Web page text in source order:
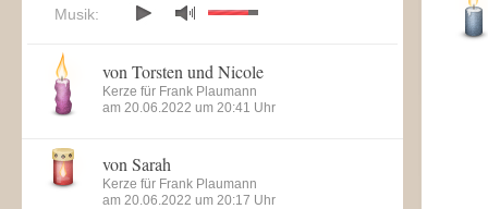
Musik:
von Torsten und Nicole
Kerze für Frank Plaumann
am 20.06.2022 um 20:41 Uhr
von Sarah
Kerze für Frank Plaumann
am 20.06.2022 um 20:17 Uhr